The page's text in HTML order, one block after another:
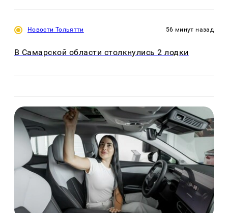
Новости Тольятти 56 минут назад
В Самарской области столкнулись 2 лодки